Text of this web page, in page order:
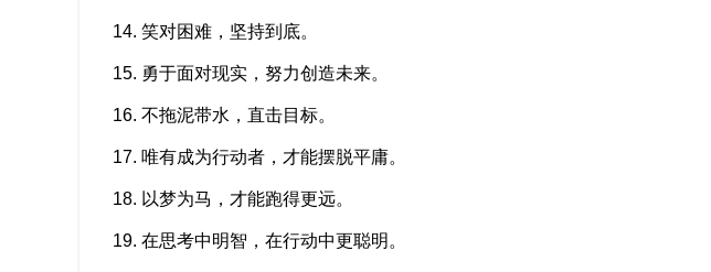
14. 笑对困难，坚持到底。
15. 勇于面对现实，努力创造未来。
16. 不拖泥带水，直击目标。
17. 唯有成为行动者，才能摆脱平庸。
18. 以梦为马，才能跑得更远。
19. 在思考中明智，在行动中更聪明。